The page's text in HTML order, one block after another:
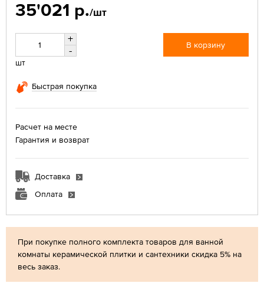
При покупке полного комплекта товаров для ванной
комнаты керамической плитки и сантехники скидка 5% на
весь заказ.
35'021 р./шт
+
-
шт
В корзину
Быстрая покупка
Расчет на месте
Гарантия и возврат
Доставка
Оплата